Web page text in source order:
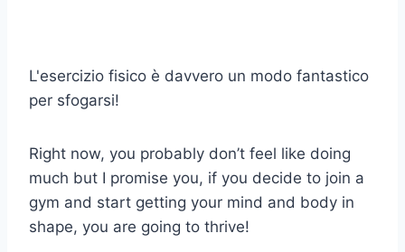
L'esercizio fisico è davvero un modo fantastico
per sfogarsi!
Right now, you probably don’t feel like doing
much but I promise you, if you decide to join a
gym and start getting your mind and body in
shape, you are going to thrive!